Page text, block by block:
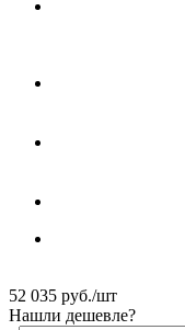
52 035 руб./шт
Нашли дешевле?